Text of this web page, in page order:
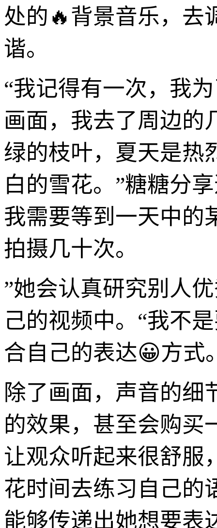
处的🔥背景音乐，去
谐。
“我记得有一次，我
画面，我去了周边的
绿的枝叶，夏天是热
白的雪花。”糖糖分
我需要等到一天中的
拍摄几十次。
”她会认真研究别人
己的视频中。“我不
合自己的表达😀方式
除了画面，声音的细
的效果，甚至会购买
让观众听起来很舒服
花时间去练习自己的
能够传递出她想要表